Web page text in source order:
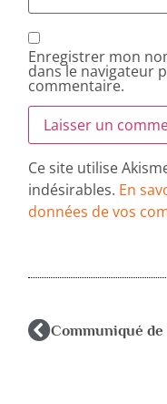
Enregistrer mon
dans le navigateur
commentaire.
Ce site utilise
indésirables. En
données de vos